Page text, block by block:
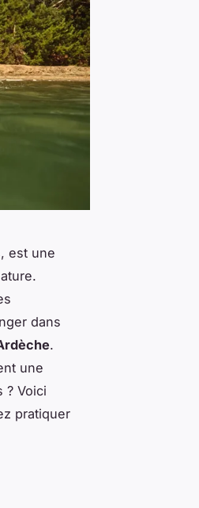
est une
dans
.
une
? Voici
pratiquer